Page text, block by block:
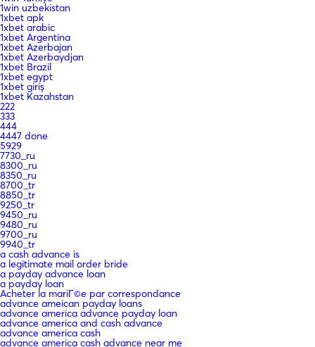
1win uzbekistan
1xbet apk
1xbet arabic
1xbet Argentina
1xbet Azerbajan
1xbet Azerbaydjan
1xbet Brazil
1xbet egypt
1xbet giriş
1xbet Kazahstan
222
333
444
4447 done
5929
7730_ru
8300_ru
8350_ru
8700_tr
8850_tr
9250_tr
9450_ru
9480_ru
9700_ru
9940_tr
a cash advance is
a legitimate mail order bride
a payday advance loan
a payday loan
Acheter la mariГ©e par correspondance
advance ameican payday loans
advance america advance payday loan
advance america and cash advance
advance america cash
advance america cash advance near me